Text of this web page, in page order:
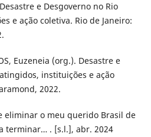
e Desgoverno no Rio
e ação coletiva. Rio de Janeiro:
Euzeneia (org.). Desastre e
instituições e ação
2022.
eliminar o meu querido Brasil de
terminar… . [s.l.], abr. 2024